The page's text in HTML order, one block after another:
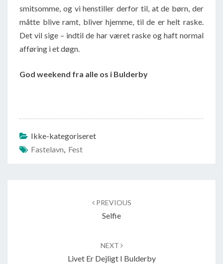
smitsomme, og vi henstiller derfor til, at de børn, der
måtte blive ramt, bliver hjemme, til de er helt raske.
Det vil sige – indtil de har været raske og haft normal
afføring i et døgn.
God weekend fra alle os i Bulderby
Ikke-kategoriseret
Fastelavn, Fest
PREVIOUS
Selfie
NEXT
Livet Er Dejligt I Bulderby